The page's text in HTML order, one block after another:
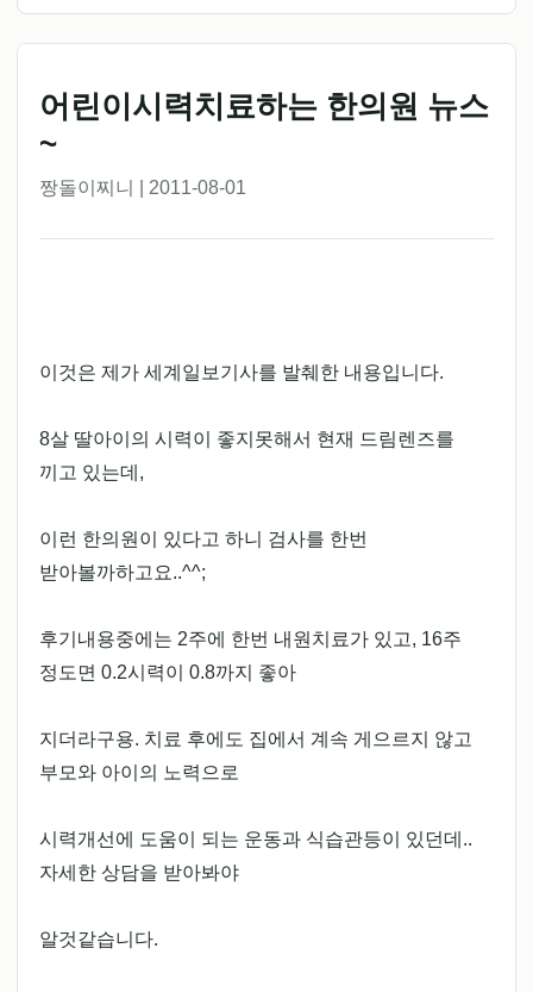
어린이시력치료하는 한의원 뉴스
~
짱돌이찌니 | 2011-08-01
이것은 제가 세계일보기사를 발췌한 내용입니다.
8살 딸아이의 시력이 좋지못해서 현재 드림렌즈를
끼고 있는데,
이런 한의원이 있다고 하니 검사를 한번
받아볼까하고요..^^;
후기내용중에는 2주에 한번 내원치료가 있고, 16주
정도면 0.2시력이 0.8까지 좋아
지더라구용. 치료 후에도 집에서 계속 게으르지 않고
부모와 아이의 노력으로
시력개선에 도움이 되는 운동과 식습관등이 있던데..
자세한 상담을 받아봐야
알것같습니다.